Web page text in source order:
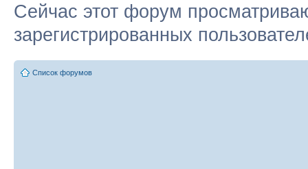
Сейчас этот форум
зарегистрированных
Список форумов